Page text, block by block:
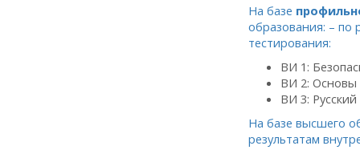
На базе
образования: – по
тестирования:
ВИ 1:
ВИ 2: Основы
ВИ 3:
На базе высшего
результатам